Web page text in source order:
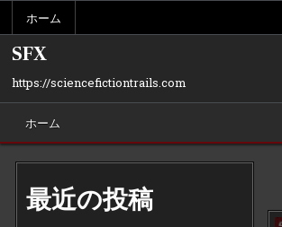
content
ホーム
SFX
https://sciencefictiontrails.com
ホーム
最近の投稿